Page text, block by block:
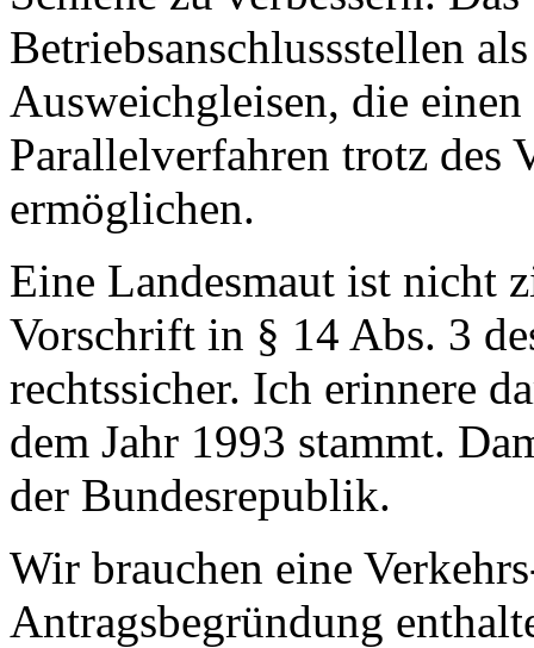
Betriebsanschlussstellen
Ausweichgleisen, die
Parallelverfahren trotz des
ermöglichen.
Eine Landesmaut ist nicht
Vorschrift in § 14 Abs. 3
rechtssicher. Ich erinnere
dem Jahr 1993 stammt.
der Bundesrepublik.
Wir brauchen eine
Antragsbegründung